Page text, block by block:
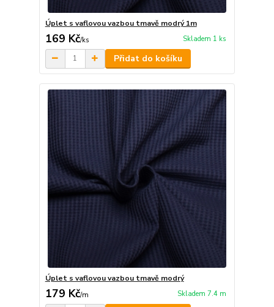
Úplet s vaflovou vazbou tmavě modrý 1m
169 Kč/ks Skladem 1 ks
Přidat do košíku
Úplet s vaflovou vazbou tmavě modrý
179 Kč/m Skladem 7.4 m